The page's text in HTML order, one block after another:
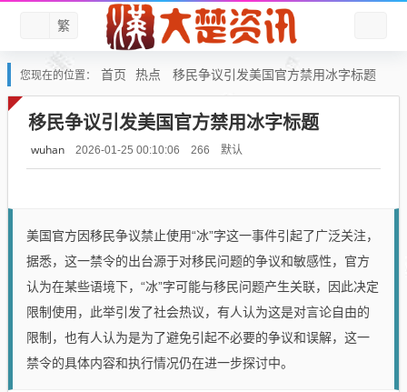
繁
您现在的位置： 首页 热点 移民争议引发美国官方禁用冰字标题
移民争议引发美国官方禁用冰字标题
wuhan 2026-01-25 00:10:06 266 默认
美国官方因移民争议禁止使用“冰”字这一事件引起了广泛关注，
据悉，这一禁令的出台源于对移民问题的争议和敏感性，官方
认为在某些语境下，“冰”字可能与移民问题产生关联，因此决定
限制使用，此举引发了社会热议，有人认为这是对言论自由的
限制，也有人认为是为了避免引起不必要的争议和误解，这一
禁令的具体内容和执行情况仍在进一步探讨中。